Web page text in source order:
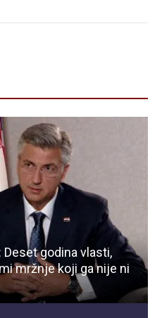
godina vlasti,
mržnje koji ga nije ni